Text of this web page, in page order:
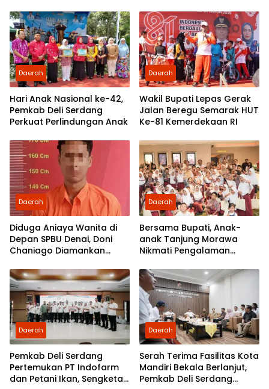
Pengabdian kepada
Rakyat
Morawa
Daerah
Hari Anak Nasional ke-42,
Pemkab Deli Serdang
Perkuat Perlindungan Anak
Daerah
Wakil Bupati Lepas Gerak
Jalan Beregu Semarak HUT
Ke-81 Kemerdekaan RI
Daerah
Diduga Aniaya Wanita di
Depan SPBU Denai, Doni
Chaniago Diamankan
Daerah
Bersama Bupati, Anak-
anak Tanjung Morawa
Nikmati Pengalaman
Daerah
Pemkab Deli Serdang
Pertemukan PT Indofarm
dan Petani Ikan, Sengketa
Daerah
Serah Terima Fasilitas Kota
Mandiri Bekala Berlanjut,
Pemkab Deli Serdang